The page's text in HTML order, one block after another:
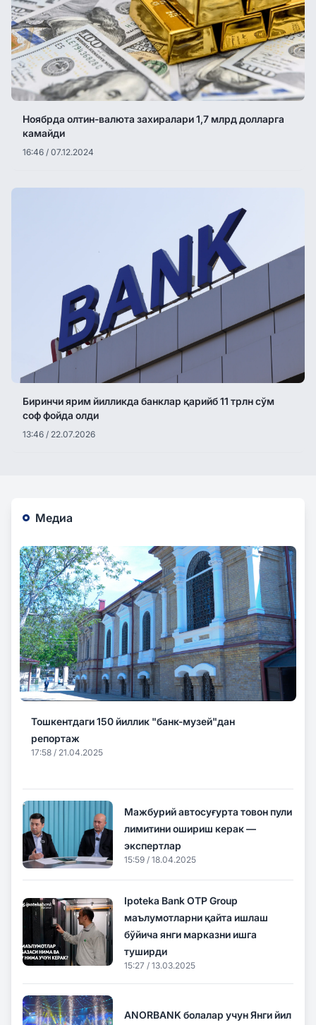
Ноябрда олтин-валюта захиралари 1,7 млрд долларга
камайди
16:46 / 07.12.2024
Биринчи ярим йилликда банклар қарийб 11 трлн сўм
соф фойда олди
13:46 / 22.07.2026
Медиа
Тошкентдаги 150 йиллик "банк-музей"дан
репортаж
17:58 / 21.04.2025
Мажбурий автосуғурта товон пули
лимитини ошириш керак —
экспертлар
15:59 / 18.04.2025
Ipoteka Bank OTP Group
маълумотларни қайта ишлаш
бўйича янги марказни ишга
туширди
15:27 / 13.03.2025
ANORBANK болaлар учун Янги йил